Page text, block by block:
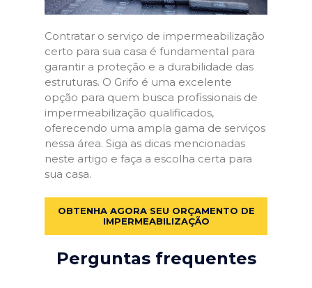
Contratar o serviço de impermeabilização
certo para sua casa é fundamental para
garantir a proteção e a durabilidade das
estruturas. O Grifo é uma excelente
opção para quem busca profissionais de
impermeabilização qualificados,
oferecendo uma ampla gama de serviços
nessa área. Siga as dicas mencionadas
neste artigo e faça a escolha certa para
sua casa.
OBTENHA AGORA SEU ORÇAMENTO DE
IMPERMEABILIZAÇÃO
Perguntas frequentes